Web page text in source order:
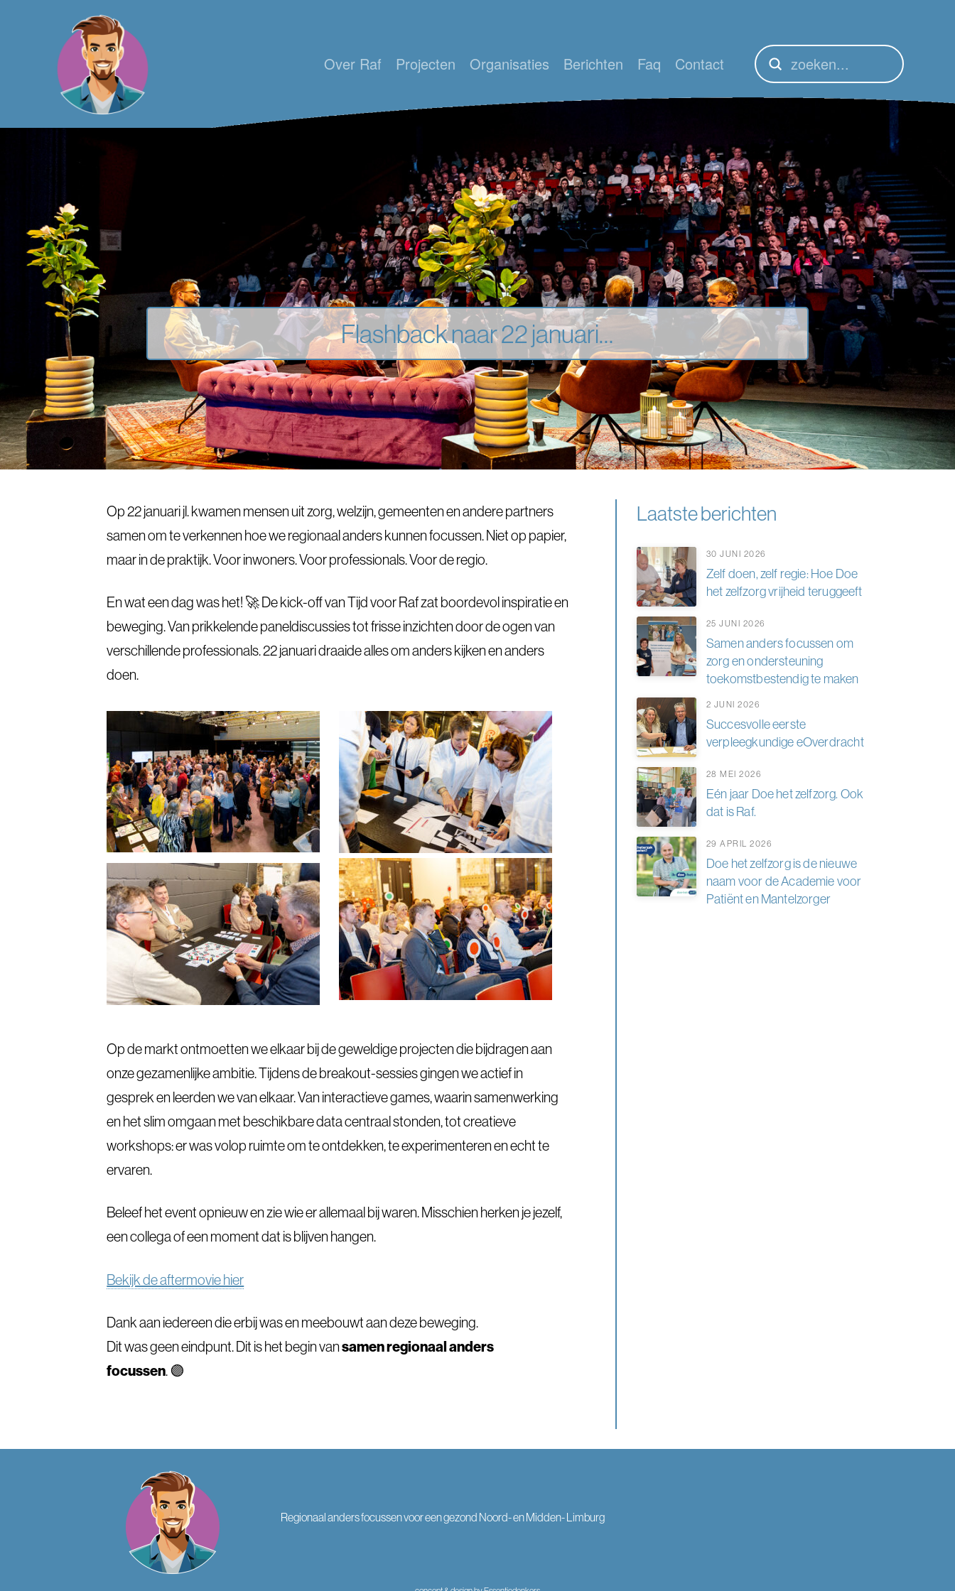
Over Raf Projecten Organisaties Berichten Faq Contact Search
Submit
Flashback naar 22 januari…
Op 22 januari jl. kwamen mensen uit zorg, welzijn, gemeenten en andere partners
samen om te verkennen hoe we regionaal anders kunnen focussen. Niet op papier,
maar in de praktijk. Voor inwoners. Voor professionals. Voor de regio.
En wat een dag was het! 🚀 De kick-off van Tijd voor Raf zat boordevol inspiratie en
beweging. Van prikkelende paneldiscussies tot frisse inzichten door de ogen van
verschillende professionals. 22 januari draaide alles om anders kijken en anders
doen.
Op de markt ontmoetten we elkaar bij de geweldige projecten die bijdragen aan
onze gezamenlijke ambitie. Tijdens de breakout-sessies gingen we actief in
gesprek en leerden we van elkaar. Van interactieve games, waarin samenwerking
en het slim omgaan met beschikbare data centraal stonden, tot creatieve
workshops: er was volop ruimte om te ontdekken, te experimenteren en echt te
ervaren.
Beleef het event opnieuw en zie wie er allemaal bij waren. Misschien herken je jezelf,
een collega of een moment dat is blijven hangen.
Bekijk de aftermovie hier
Dank aan iedereen die erbij was en meebouwt aan deze beweging.
Dit was geen eindpunt. Dit is het begin vansamen regionaal anders
focussen. 🟣
Laatste berichten
30 JUNI 2026
Zelf doen, zelf regie: Hoe Doe
het zelfzorg vrijheid teruggeeft
25 JUNI 2026
Samen anders focussen om
zorg en ondersteuning
toekomstbestendig te maken
2 JUNI 2026
Succesvolle eerste
verpleegkundige eOverdracht
28 MEI 2026
Eén jaar Doe het zelfzorg. Ook
dat is Raf.
29 APRIL 2026
Doe het zelfzorg is de nieuwe
naam voor de Academie voor
Patiënt en Mantelzorger
Regionaal anders focussen voor een gezond Noord- en Midden- Limburg